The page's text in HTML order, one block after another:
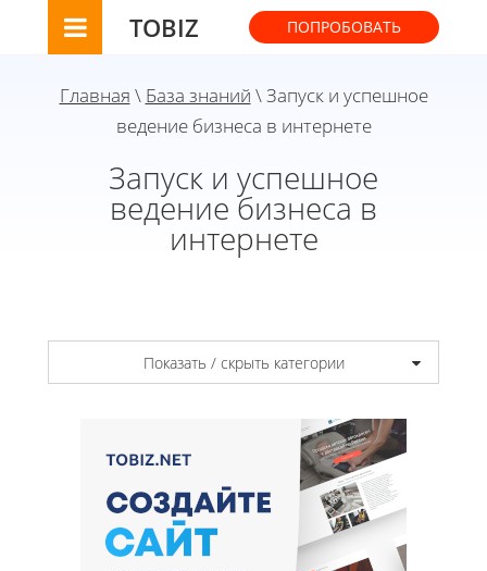
TOBIZ ПОПРОБОВАТЬ
Главная \ База знаний \ Запуск и успешное
ведение бизнеса в интернете
Запуск и успешное
ведение бизнеса в
интернете
Показать / скрыть категории